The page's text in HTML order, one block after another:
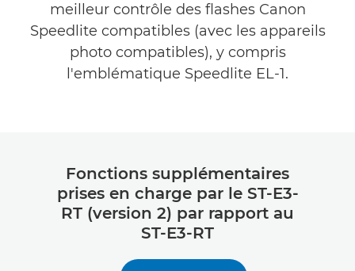
meilleur contrôle des flashes Canon
Speedlite compatibles (avec les appareils
photo compatibles), y compris
l'emblématique Speedlite EL-1.
Fonctions supplémentaires
prises en charge par le ST-E3-
RT (version 2) par rapport au
ST-E3-RT